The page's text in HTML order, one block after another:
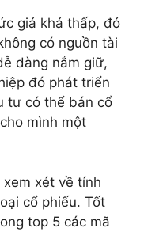
giá khá thấp, đó
có nguồn tài
dàng nắm giữ,
đó phát triển
tư có thể bán cổ
mình một
xét về tính
cổ phiếu. Tốt
top 5 các mã